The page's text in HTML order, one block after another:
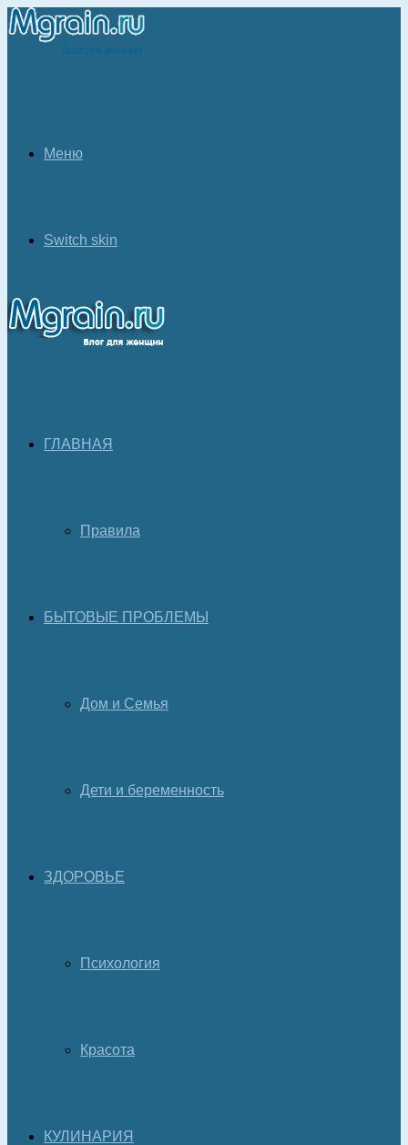
Меню
Switch skin
ГЛАВНАЯ
Правила
БЫТОВЫЕ ПРОБЛЕМЫ
Дом и Семья
Дети и беременность
ЗДОРОВЬЕ
Психология
Красота
КУЛИНАРИЯ